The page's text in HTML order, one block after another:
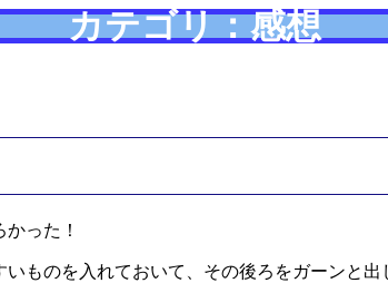
カテゴリ：感想
った！
のを入れておいて、その後ろをガーンと出